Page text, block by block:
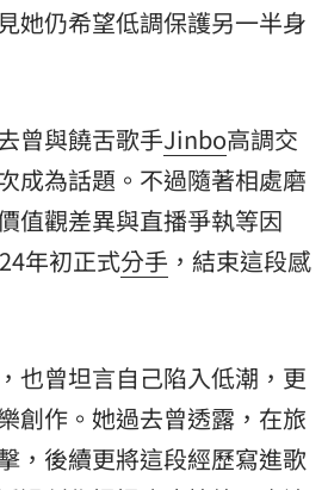
她仍希望低調保護另一半身
曾與饒舌歌手Jinbo高調交
成為話題。不過隨著相處磨
值觀差異與直播爭執等因
年初正式分手 ，結束這段感
也曾坦言自己陷入低潮，更
創作。她過去曾透露，在旅
，後續更將這段經歷寫進歌